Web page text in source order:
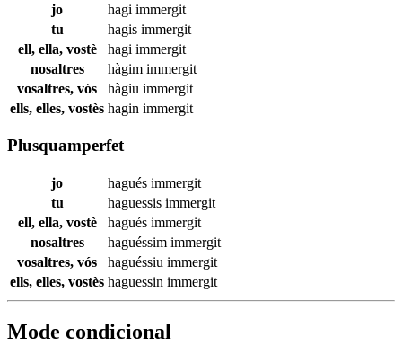
jo hagi immergit
tu
hagis immergit
ell, ella, vostè
hagi immergit
nosaltres
hàgim immergit
vosaltres, vós
hàgiu immergit
ells, elles, vostès hagin immergit
Plusquamperfet
jo hagués immergit
tu
haguessis immergit
ell, ella, vostè
hagués immergit
nosaltres
haguéssim immergit
vosaltres, vós
haguéssiu immergit
ells, elles, vostès haguessin immergit
Mode condicional